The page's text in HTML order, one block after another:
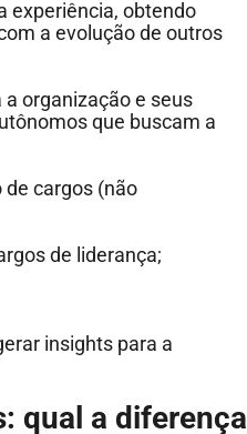
experiência, obtendo
a evolução de outros
organização e seus
que buscam a
cargos (não
de liderança;
insights para a
qual a